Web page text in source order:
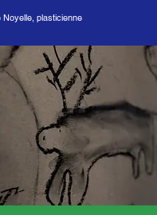
Noyelle, plasticienne